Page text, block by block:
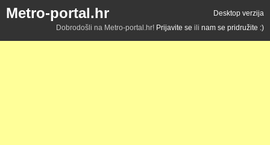
Metro-portal.hr
Desktop verzija
Dobrodošli na Metro-portal.hr! Prijavite se ili nam se pridružite :)